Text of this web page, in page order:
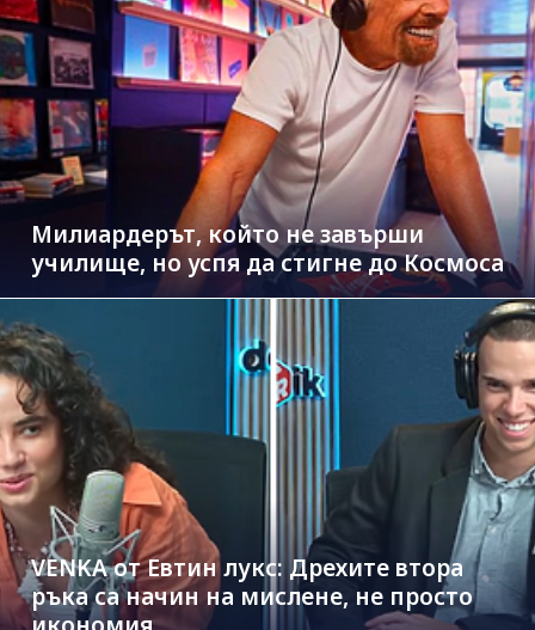
Милиардерът, който не завърши
училище, но успя да стигне до Космоса
VENKA от Евтин лукс: Дрехите втора
ръка са начин на мислене, не просто